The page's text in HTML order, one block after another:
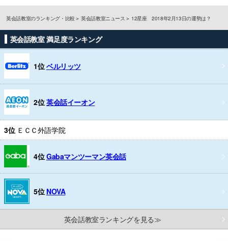
英会話教室のランキング・比較 英会話教室ニュース 12星座 2018年2月13日の運勢は？
英会話教室 満足度ランキング
1位ベルリッツ
2位英会話イーオン
3位 ＥＣＣ外語学院
4位Gabaマンツーマン英会話
5位 NOVA
英会話教室ランキングを見る≫